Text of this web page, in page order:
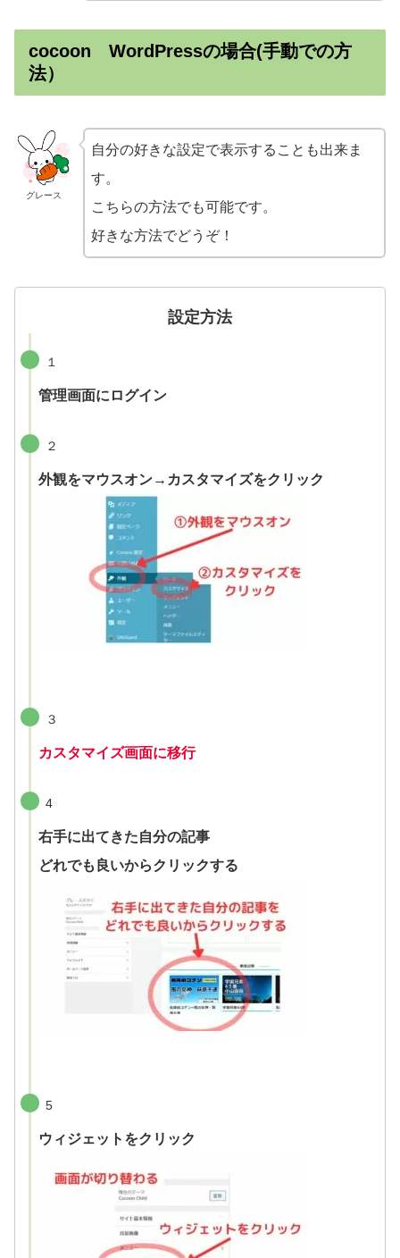
cocoon WordPressの場合(手動での方
法）
グレース
自分の好きな設定で表示することも出来ま
す。
こちらの方法でも可能です。
好きな方法でどうぞ！
設定方法
１
管理画面にログイン
２
外観をマウスオン→カスタマイズをクリック
３
カスタマイズ画面に移行
4
右手に出てきた自分の記事
どれでも良いからクリックする
5
ウィジェットをクリック